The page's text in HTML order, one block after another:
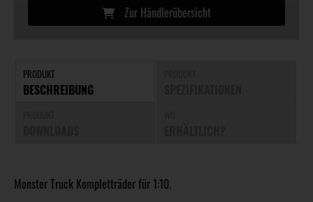
Zur Händlerübersicht
PRODUKT
BESCHREIBUNG
Monster Truck Kompletträder für 1:10.